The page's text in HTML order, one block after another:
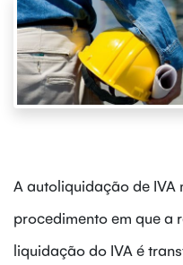
A autoliquidação de IVA
procedimento em que a
liquidação do IVA é